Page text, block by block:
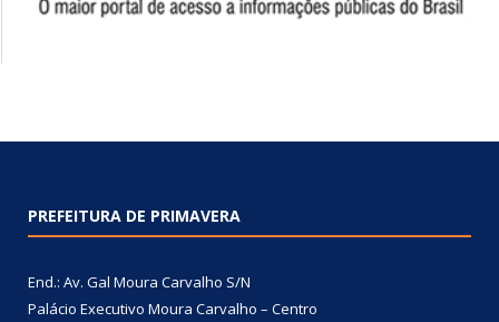
PREFEITURA DE PRIMAVERA
End.: Av. Gal Moura Carvalho S/N
Palácio Executivo Moura Carvalho – Centro